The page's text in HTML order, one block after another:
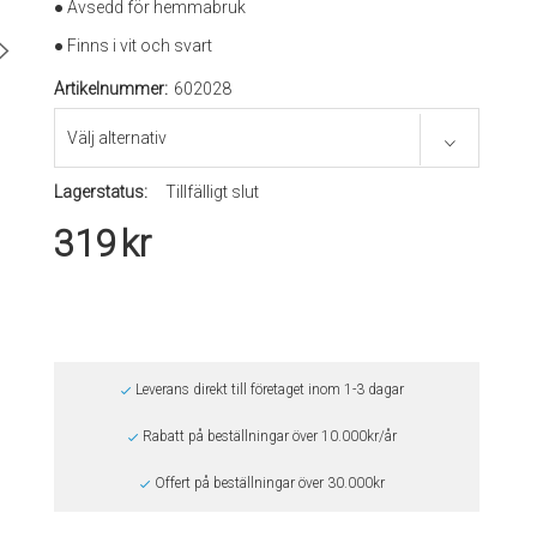
● Avsedd för hemmabruk
● Finns i vit och svart
Artikelnummer: 602028
Lagerstatus: Tillfälligt slut
319 kr
Leverans direkt till företaget inom 1-3 dagar
Rabatt på beställningar över 10.000kr/år
Offert på beställningar över 30.000kr